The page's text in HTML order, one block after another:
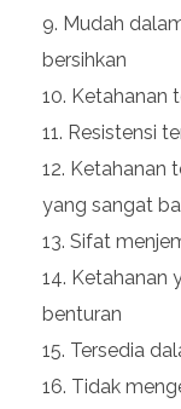
Mudah
bersihkan
Ketahanan
Resistensi
Ketahanan
yang sangat
Sifat
Ketahanan
benturan
Tersedia
Tidak